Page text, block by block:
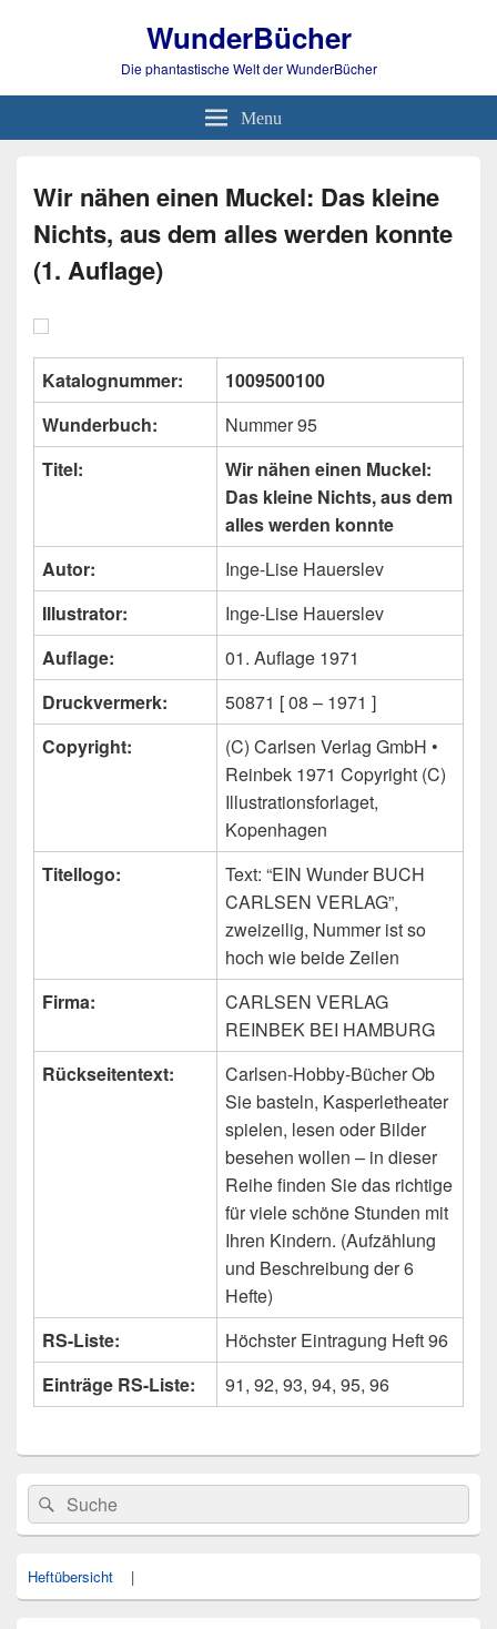
WunderBücher
Die phantastische Welt der WunderBücher
Menu
Wir nähen einen Muckel: Das kleine
Nichts, aus dem alles werden konnte
(1. Auflage)
Katalognummer:
1009500100
Wunderbuch:
Nummer 95
Titel:
Wir nähen einen Muckel:
Das kleine Nichts, aus dem
alles werden konnte
Autor:
Inge-Lise Hauerslev
Illustrator:
Inge-Lise Hauerslev
Auflage:
01. Auflage 1971
Druckvermerk:
50871 [ 08 – 1971 ]
Copyright:
(C) Carlsen Verlag GmbH •
Reinbek 1971 Copyright (C)
Illustrationsforlaget,
Kopenhagen
Titellogo:
Text: “EIN Wunder BUCH
CARLSEN VERLAG”,
zweizeilig, Nummer ist so
hoch wie beide Zeilen
Firma:
CARLSEN VERLAG
REINBEK BEI HAMBURG
Rückseitentext:
Carlsen-Hobby-Bücher Ob
Sie basteln, Kasperletheater
spielen, lesen oder Bilder
besehen wollen – in dieser
Reihe finden Sie das richtige
für viele schöne Stunden mit
Ihren Kindern. (Aufzählung
und Beschreibung der 6
Hefte)
RS-Liste:
Höchster Eintragung Heft 96
Einträge RS-Liste:
91, 92, 93, 94, 95, 96
Primärer
Seitenleisten
Widget-
Bereich
Search
for:
Suche
Heftübersicht |